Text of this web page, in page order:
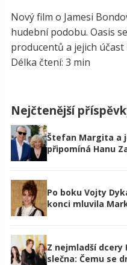
Nový film o Jamesi
hudební podobu. Oasis
producentů a jejich účast
Délka čtení: 3 min
Nejčtenější
Štefan Margita a
připomíná Hanu
Po boku Vojty
konci mluvila
Z nejmladší
slečna: Čemu se